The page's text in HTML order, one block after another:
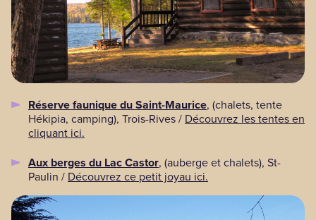
Réserve faunique du Saint-Maurice, (chalets, tente
Hékipia, camping), Trois-Rives / Découvrez les tentes en
cliquant ici.
Aux berges du Lac Castor, (auberge et chalets), St-
Paulin / Découvrez ce petit joyau ici.